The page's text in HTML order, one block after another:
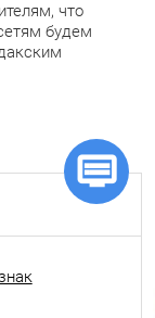
что
будем